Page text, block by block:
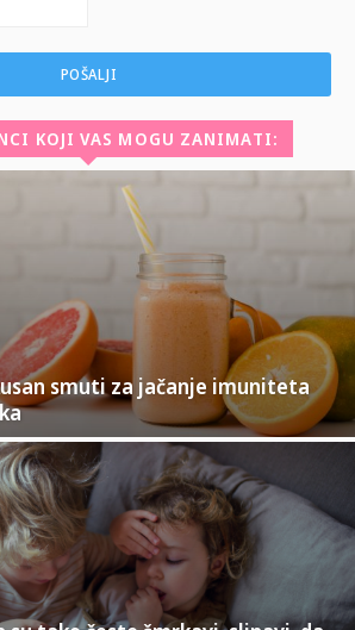
KOJI VAS MOGU ZANIMATI:
smuti za jačanje imuniteta